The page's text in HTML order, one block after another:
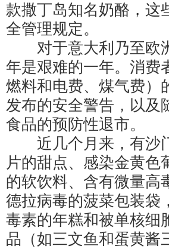
款撒丁岛知名奶酪，这
全管理规定。
对于意大利乃至欧洲
年是艰难的一年。消费
燃料和电费、煤气费）
发布的安全警告，以及
食品的预防性退市。
近几个月来，有沙
片的甜点、感染金黄色
的软饮料、含有微量高
德拉病毒的菠菜包装袋
毒素的年糕和被单核细
品（如三文鱼和蛋黄酱